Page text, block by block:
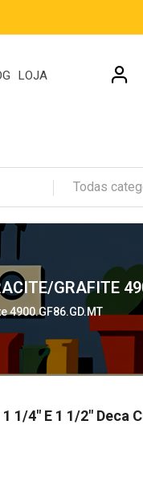
LOJA
Todas
GRAFITE
4900.GF86.GD.MT
1/4" E 1 1/2" Deca